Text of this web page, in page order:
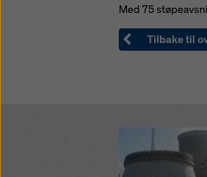
Med 75
Tilbake til